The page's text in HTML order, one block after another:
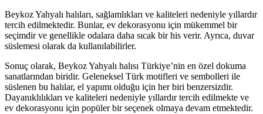
Beykoz Yahyalı halıları, sağlamlıkları ve kaliteleri nedeniyle yıllardır
tercih edilmektedir. Bunlar, ev dekorasyonu için mükemmel bir
seçimdir ve genellikle odalara daha sıcak bir his verir. Ayrıca, duvar
süslemesi olarak da kullanılabilirler.
Sonuç olarak, Beykoz Yahyalı halısı Türkiye’nin en özel dokuma
sanatlarından biridir. Geleneksel Türk motifleri ve sembolleri ile
süslenen bu halılar, el yapımı olduğu için her biri benzersizdir.
Dayanıklılıkları ve kaliteleri nedeniyle yıllardır tercih edilmekte ve
ev dekorasyonu için popüler bir seçenek olmaya devam etmektedir.